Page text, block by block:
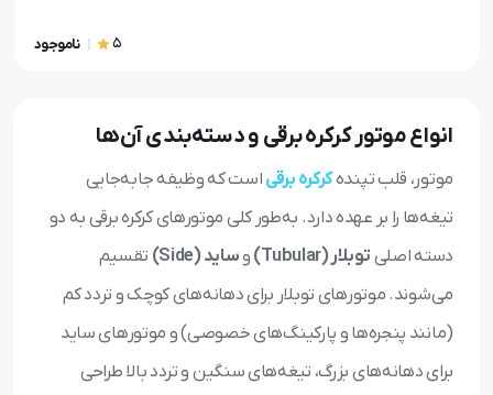
5 ناموجود
انواع موتور کرکره برقی و دسته‌بندی آن‌ها
موتور، قلب تپندهکرکره برقی است که وظیفه جابه‌جایی
تیغه‌ها را بر عهده دارد. به‌طور کلی موتورهای کرکره برقی به دو
دسته اصلی توبلار (Tubular) وساید (Side)
تقسیم
می‌شوند. موتورهای توبلار برای دهانه‌های کوچک و تردد کم
(مانند پنجره‌ها و پارکینگ‌های خصوصی) و موتورهای ساید
برای دهانه‌های بزرگ، تیغه‌های سنگین و تردد بالا طراحی